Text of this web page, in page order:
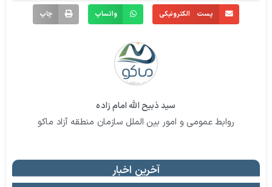
پست الکترونیکی واتساپ چاپ
سید ذبیح الله امام زاده
روابط عمومی و امور بین الملل سازمان منطقه آزاد ماکو
آخرین اخبار